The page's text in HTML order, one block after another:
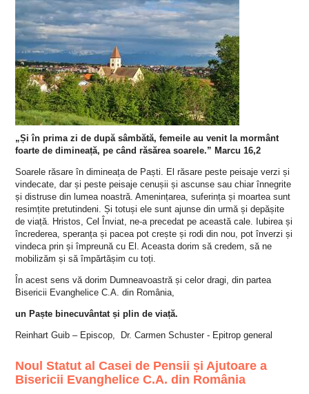
„Și în prima zi de după sâmbătă, femeile au venit la mormânt
foarte de dimineață, pe când răsărea soarele.” Marcu 16,2
Soarele răsare în dimineața de Paști. El răsare peste peisaje verzi și
vindecate, dar și peste peisaje cenușii și ascunse sau chiar înnegrite
și distruse din lumea noastră. Amenințarea, suferința și moartea sunt
resimțite pretutindeni. Și totuși ele sunt ajunse din urmă și depășite
de viață. Hristos, Cel Înviat, ne-a precedat pe această cale. Iubirea și
încrederea, speranța și pacea pot crește și rodi din nou, pot înverzi și
vindeca prin și împreună cu El. Aceasta dorim să credem, să ne
mobilizăm și să împărtășim cu toți.
În acest sens vă dorim Dumneavoastră și celor dragi, din partea
Bisericii Evanghelice C.A. din România,
un Paște binecuvântat și plin de viață.
Reinhart Guib – Episcop, Dr. Carmen Schuster - Epitrop general
Noul Statut al Casei de Pensii și Ajutoare a
Bisericii Evanghelice C.A. din România